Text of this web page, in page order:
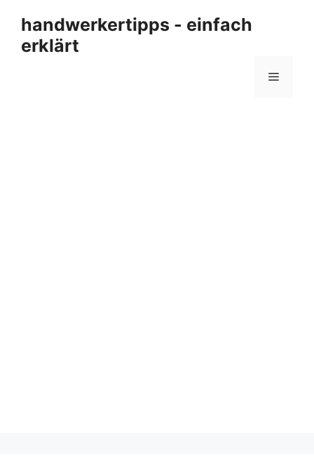
Inhalt
springen
handwerkertipps - einfach
erklärt
Menü